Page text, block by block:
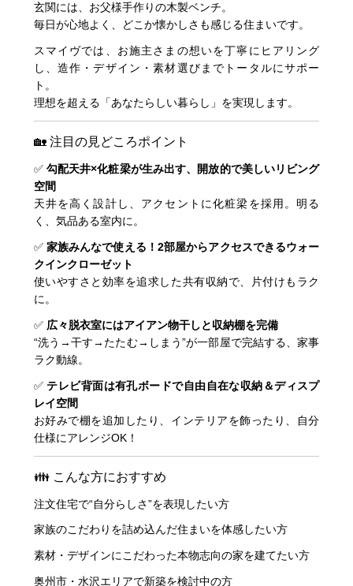
玄関には、お父様手作りの木製ベンチ。
毎日が心地よく、どこか懐かしさも感じる住まいです。
スマイヴでは、お施主さまの想いを丁寧にヒアリング
し、造作・デザイン・素材選びまでトータルにサポー
ト。
理想を超える「あなたらしい暮らし」を実現します。
🏡 注目の見どころポイント
✅ 勾配天井×化粧梁が生み出す、開放的で美しいリビング
空間
天井を高く設計し、アクセントに化粧梁を採用。明る
く、気品ある室内に。
✅ 家族みんなで使える！2部屋からアクセスできるウォー
クインクローゼット
使いやすさと効率を追求した共有収納で、片付けもラク
に。
✅ 広々脱衣室にはアイアン物干しと収納棚を完備
“洗う→干す→たたむ→しまう”が一部屋で完結する、家事
ラク動線。
✅ テレビ背面は有孔ボードで自由自在な収納＆ディスプ
レイ空間
お好みで棚を追加したり、インテリアを飾ったり、自分
仕様にアレンジOK！
👪 こんな方におすすめ
注文住宅で“自分らしさ”を表現したい方
家族のこだわりを詰め込んだ住まいを体感したい方
素材・デザインにこだわった本物志向の家を建てたい方
奥州市・水沢エリアで新築を検討中の方